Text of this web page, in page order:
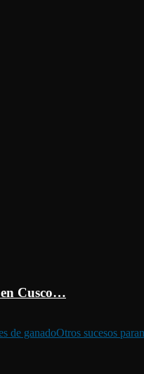
Cusco…
de ganadoOtros sucesos